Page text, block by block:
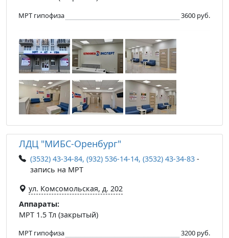
МРТ гипофиза 3600 руб.
ЛДЦ "МИБС-Оренбург"
(3532) 43-34-84, (932) 536-14-14, (3532) 43-34-83 -
запись на МРТ
ул. Комсомольская, д. 202
Аппараты:
МРТ 1.5 Тл (закрытый)
МРТ гипофиза 3200 руб.